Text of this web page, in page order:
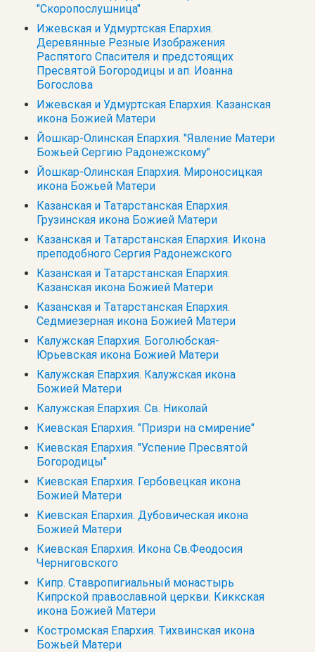
"Скоропослушница"
Ижевская и Удмуртская Епархия.
Деревянные Резные Изображения
Распятого Спасителя и предстоящих
Пресвятой Богородицы и ап. Иоанна
Богослова
Ижевская и Удмуртская Епархия. Казанская
икона Божией Матери
Йошкар-Олинская Епархия. "Явление Матери
Божьей Сергию Радонежскому"
Йошкар-Олинская Епархия. Мироносицкая
икона Божьей Матери
Казанская и Татарстанская Епархия.
Грузинская икона Божией Матери
Казанская и Татарстанская Епархия. Икона
преподобного Сергия Радонежского
Казанская и Татарстанская Епархия.
Казанская икона Божией Матери
Казанская и Татарстанская Епархия.
Седмиезерная икона Божией Матери
Калужская Епархия. Боголюбская-
Юрьевская икона Божией Матери
Калужская Епархия. Калужская икона
Божией Матери
Калужская Епархия. Св. Николай
Киевская Епархия. "Призри на смирение"
Киевская Епархия. "Успение Пресвятой
Богородицы"
Киевская Епархия. Гербовецкая икона
Божией Матери
Киевская Епархия. Дубовическая икона
Божией Матери
Киевская Епархия. Икона Св.Феодосия
Черниговского
Кипр. Cтавропигиальный монастырь
Кипрской православной церкви. Киккская
икона Божией Матери
Костромская Епархия. Тихвинская икона
Божьей Матери